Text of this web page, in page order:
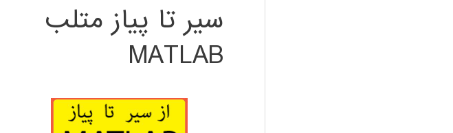
سیر تا پیاز متلب
MATLAB